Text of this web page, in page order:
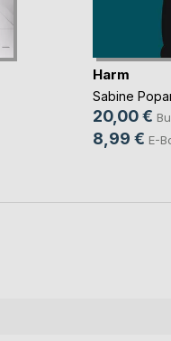
Harm
Sabine
20,00 €
8,99 € E-